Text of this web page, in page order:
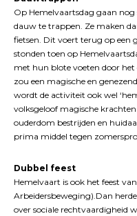
Op Hemelvaartsdag gaan nog
dauw te trappen. Ze maken
fietsen. Dit voert terug op een
stonden toen op
met hun blote voeten door het
zou een magische en
wordt de activiteit ook wel
volksgeloof magische
ouderdom bestrijden en
prima middel tegen
Dubbel feest
Hemelvaart is ook het feest
Arbeidersbeweging).Dan
over sociale rechtvaardigheid